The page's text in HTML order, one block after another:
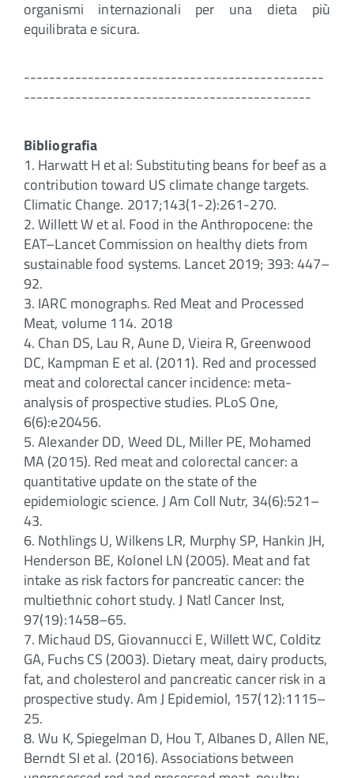
organismi internazionali per una dieta più
equilibrata e sicura.
-----------------------------------------------
---------------------------------------------
Bibliografia
1. Harwatt H et al: Substituting beans for beef as a
contribution toward US climate change targets.
Climatic Change. 2017;143(1-2):261-270.
2. Willett W et al. Food in the Anthropocene: the
EAT–Lancet Commission on healthy diets from
sustainable food systems. Lancet 2019; 393: 447–
92.
3. IARC monographs. Red Meat and Processed
Meat, volume 114. 2018
4. Chan DS, Lau R, Aune D, Vieira R, Greenwood
DC, Kampman E et al. (2011). Red and processed
meat and colorectal cancer incidence: meta-
analysis of prospective studies. PLoS One,
6(6):e20456.
5. Alexander DD, Weed DL, Miller PE, Mohamed
MA (2015). Red meat and colorectal cancer: a
quantitative update on the state of the
epidemiologic science. J Am Coll Nutr, 34(6):521–
43.
6. Nothlings U, Wilkens LR, Murphy SP, Hankin JH,
Henderson BE, Kolonel LN (2005). Meat and fat
intake as risk factors for pancreatic cancer: the
multiethnic cohort study. J Natl Cancer Inst,
97(19):1458–65.
7. Michaud DS, Giovannucci E, Willett WC, Colditz
GA, Fuchs CS (2003). Dietary meat, dairy products,
fat, and cholesterol and pancreatic cancer risk in a
prospective study. Am J Epidemiol, 157(12):1115–
25.
8. Wu K, Spiegelman D, Hou T, Albanes D, Allen NE,
Berndt SI et al. (2016). Associations between